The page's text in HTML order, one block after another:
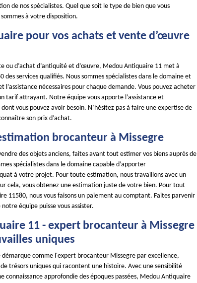
de nos spécialistes. Quel que soit le type de bien que vous
à votre disposition.
pour vos achats et vente d’œuvre
ou d’achat d’antiquité et d’œuvre, Medou Antiquaire 11 met à
des services qualifiés. Nous sommes spécialistes dans le domaine et
l’assistance nécessaires pour chaque demande. Vous pouvez acheter
tarif attrayant. Notre équipe vous apporte l’assistance et
vous pouvez avoir besoin. N’hésitez pas à faire une expertise de
son prix d’achat.
brocanteur à Missegre
des objets anciens, faites avant tout estimer vos biens auprès de
spécialistes dans le domaine capable d’apporter
à votre projet. Pour toute estimation, nous travaillons avec un
cela, vous obtenez une estimation juste de votre bien. Pour tout
11580, nous vous faisons un paiement au comptant. Faites parvenir
équipe puisse vous assister.
11 - expert brocanteur à Missegre
uniques
démarque comme l'expert brocanteur Missegre par excellence,
trésors uniques qui racontent une histoire. Avec une sensibilité
connaissance approfondie des époques passées, Medou Antiquaire